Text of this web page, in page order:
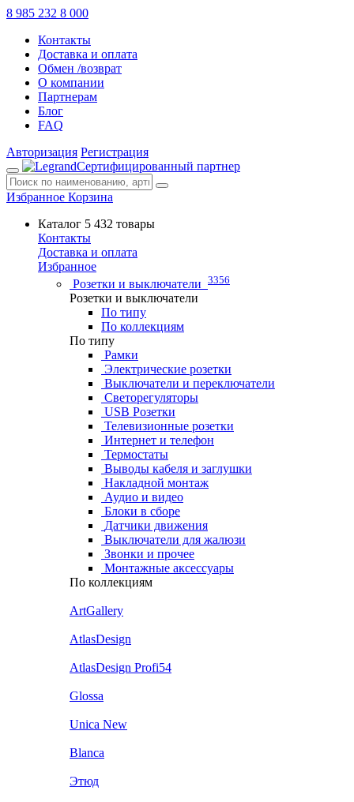
8 985 232 8 000
Контакты
Доставка и оплата
Обмен /возврат
О компании
Партнерам
Блог
FAQ
Авторизация Регистрация
Сертифицированный партнер
Избранное Корзина
Каталог 5 432 товары
Контакты
Доставка и оплата
Избранное
Розетки и выключатели 3356
Розетки и выключатели
По типу
По коллекциям
По типу
Рамки
Электрические розетки
Выключатели и переключатели
Светорегуляторы
USB Розетки
Телевизионные розетки
Интернет и телефон
Термостаты
Выводы кабеля и заглушки
Накладной монтаж
Аудио и видео
Блоки в сборе
Датчики движения
Выключатели для жалюзи
Звонки и прочее
Монтажные аксессуары
По коллекциям
ArtGallery
AtlasDesign
AtlasDesign Profi54
Glossa
Unica New
Blanca
Этюд